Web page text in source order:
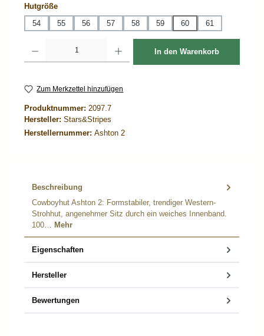
Hutgrößeauswählen
54
55 56 57 58 59 60 61
In den Warenkorb
Zum Merkzettel hinzufügen
Produktnummer: 2097.7
Hersteller: Stars&Stripes
Herstellernummer: Ashton 2
Beschreibung
Cowboyhut Ashton 2: Formstabiler, trendiger Western-
Strohhut, angenehmer Sitz durch ein weiches Innenband.
100… Mehr
Eigenschaften
Hersteller
Bewertungen